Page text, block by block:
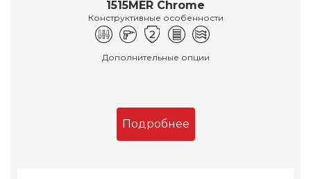
1515MER Chrome
Конструктивные особенности
Дополнительные опции
Подробнее